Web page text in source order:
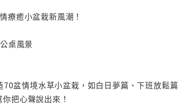
療癒小盆栽新風潮！
桌風景
盆情境水草小盆栽，如白日夢篇、下班放鬆
把心聲說出來！